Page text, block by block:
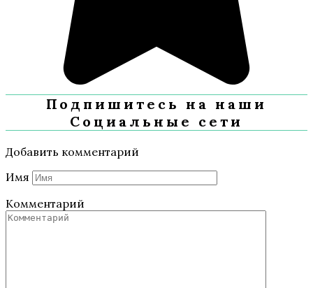
Подпишитесь на наши
Социальные сети
Добавить комментарий
Имя
Комментарий